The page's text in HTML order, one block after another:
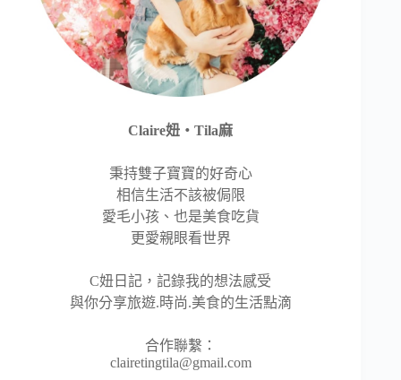
Claire妞‧Tila麻
秉持雙子寶寶的好奇心
相信生活不該被侷限
愛毛小孩、也是美食吃貨
更愛親眼看世界
C妞日記，記錄我的想法感受
與你分享旅遊.時尚.美食的生活點滴
合作聯繫：
clairetingtila@gmail.com